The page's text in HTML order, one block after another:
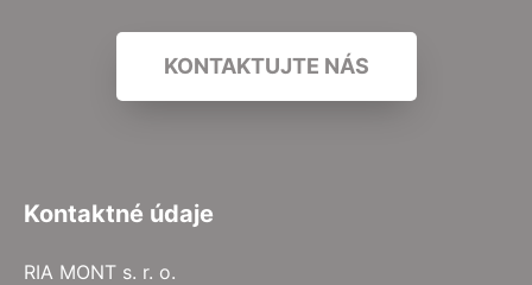
KONTAKTUJTE NÁS
Kontaktné údaje
RIA MONT s. r. o.